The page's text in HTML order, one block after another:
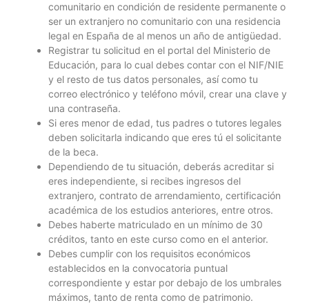
comunitario en condición de residente permanente o
ser un extranjero no comunitario con una residencia
legal en España de al menos un año de antigüedad.
Registrar tu solicitud en el portal del Ministerio de
Educación, para lo cual debes contar con el NIF/NIE
y el resto de tus datos personales, así como tu
correo electrónico y teléfono móvil, crear una clave y
una contraseña.
Si eres menor de edad, tus padres o tutores legales
deben solicitarla indicando que eres tú el solicitante
de la beca.
Dependiendo de tu situación, deberás acreditar si
eres independiente, si recibes ingresos del
extranjero, contrato de arrendamiento, certificación
académica de los estudios anteriores, entre otros.
Debes haberte matriculado en un mínimo de 30
créditos, tanto en este curso como en el anterior.
Debes cumplir con los requisitos económicos
establecidos en la convocatoria puntual
correspondiente y estar por debajo de los umbrales
máximos, tanto de renta como de patrimonio.